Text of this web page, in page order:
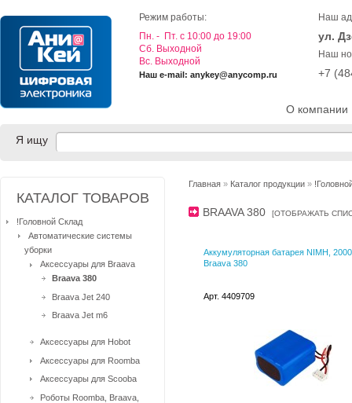
О компании
Режим работы:
Пн. - Пт. с 10:00 до 19:00
Cб. Выходной
Вс. Выходной
Наш e-mail: anykey@anycomp.ru
Наш
ул.
Наш
+7
Я ищу
Главная » Каталог продукции »
BRAAVA 380 [ОТОБРАЖАТЬ
Аккумуляторная батарея NIMH,
Braava 380
Арт. 4409709
КАТАЛОГ ТОВАРОВ
!Головной Склад
Автоматические системы
уборки
Аксессуары для Braava
Braava 380
Braava Jet 240
Braava Jet m6
Аксессуары для Hobot
Аксессуары для Roomba
Аксессуары для Scooba
Роботы Roomba, Braava,